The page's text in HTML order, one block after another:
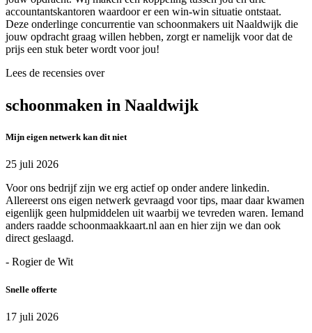
accountantskantoren waardoor er een win-win situatie ontstaat.
Deze onderlinge concurrentie van schoonmakers uit Naaldwijk die
jouw opdracht graag willen hebben, zorgt er namelijk voor dat de
prijs een stuk beter wordt voor jou!
Lees de recensies over
schoonmaken in Naaldwijk
Mijn eigen netwerk kan dit niet
25 juli 2026
Voor ons bedrijf zijn we erg actief op onder andere linkedin.
Allereerst ons eigen netwerk gevraagd voor tips, maar daar kwamen
eigenlijk geen hulpmiddelen uit waarbij we tevreden waren. Iemand
anders raadde schoonmaakkaart.nl aan en hier zijn we dan ook
direct geslaagd.
- Rogier de Wit
Snelle offerte
17 juli 2026